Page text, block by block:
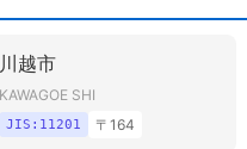
川越市
KAWAGOE SHI
JIS: 11201 〒164